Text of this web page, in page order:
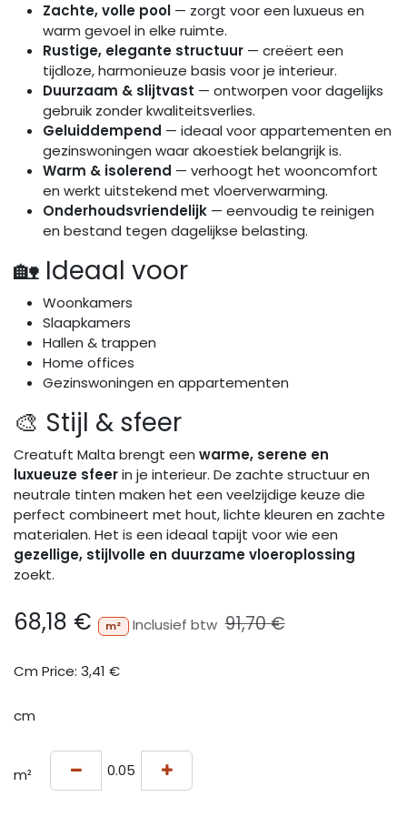
Zachte, volle pool — zorgt voor een luxueus en
warm gevoel in elke ruimte.
Rustige, elegante structuur — creëert een
tijdloze, harmonieuze basis voor je interieur.
Duurzaam & slijtvast — ontworpen voor dagelijks
gebruik zonder kwaliteitsverlies.
Geluiddempend — ideaal voor appartementen en
gezinswoningen waar akoestiek belangrijk is.
Warm & isolerend — verhoogt het wooncomfort
en werkt uitstekend met vloerverwarming.
Onderhoudsvriendelijk — eenvoudig te reinigen
en bestand tegen dagelijkse belasting.
🏡 Ideaal voor
Woonkamers
Slaapkamers
Hallen & trappen
Home offices
Gezinswoningen en appartementen
🎨 Stijl & sfeer
Creatuft Malta brengt een warme, serene en
luxueuze sfeerin je interieur. De zachte structuur en
neutrale tinten maken het een veelzijdige keuze die
perfect combineert met hout, lichte kleuren en zachte
materialen. Het is een ideaal tapijt voor wie een
gezellige, stijlvolle en duurzame vloeroplossing
zoekt.
68,18 € m² Inclusief btw 91,70€
Cm Price: 3,41 €
cm
m²